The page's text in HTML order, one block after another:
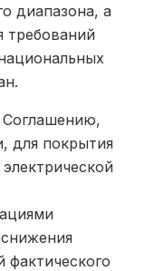
диапазона, а
требований
Соглашению,
для покрытия
фактического